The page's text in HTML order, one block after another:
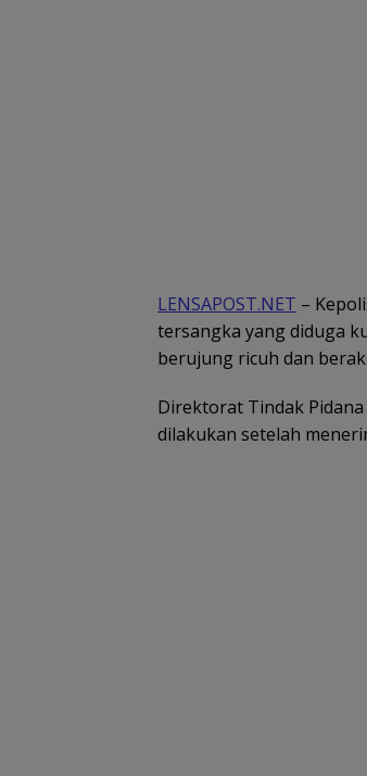
LENSAPOST.NET –
tersangka yang diduga
berujung ricuh dan
Direktorat Tindak
dilakukan setelah